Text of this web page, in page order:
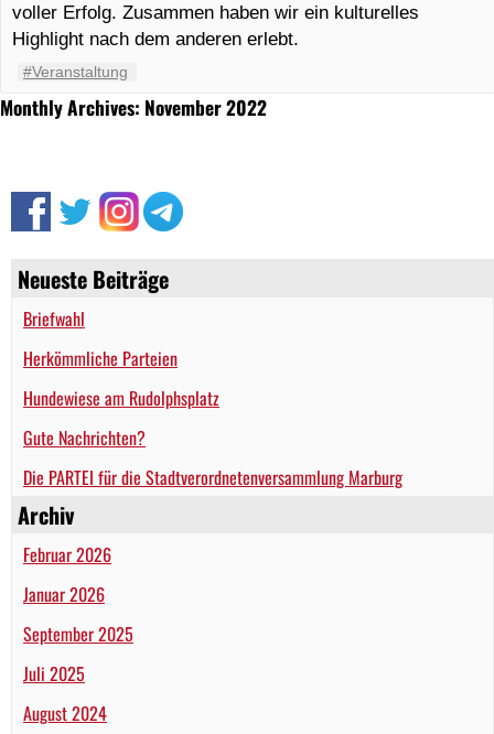
Neueste Beiträge
Briefwahl
Herkömmliche Parteien
Hundewiese am Rudolphsplatz
Gute Nachrichten?
Die PARTEI für die Stadtverordnetenversammlung Marburg
Archiv
Februar 2026
Januar 2026
September 2025
Juli 2025
August 2024
Monthly Archives: November 2022
voller Erfolg. Zusammen haben wir ein kulturelles
Highlight nach dem anderen erlebt.
#Veranstaltung